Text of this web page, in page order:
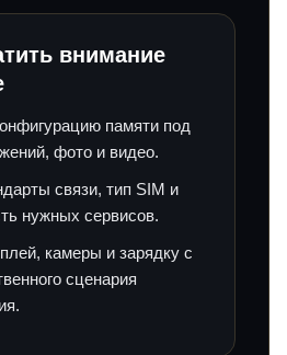
внимание
памяти под
фото и видео.
связи, тип SIM и
нужных сервисов.
камеры и зарядку с
сценария